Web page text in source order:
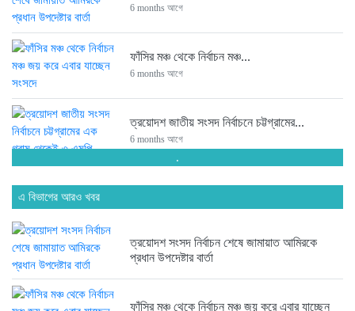
6 months আগে
ফাঁসির মঞ্চ থেকে নির্বাচন মঞ্চ...
6 months আগে
ত্রয়োদশ জাতীয় সংসদ নির্বাচনে চট্টগ্রামের...
6 months আগে
ত্রয়োদশ জাতীয় সংসদ নির্বাচনে জয়ে...
6 months আগে
.
এ বিভাগের আরও খবর
ত্রয়োদশ সংসদ নির্বাচন শেষে জামায়াত আমিরকে
প্রধান উপদেষ্টার বার্তা
ফাঁসির মঞ্চ থেকে নির্বাচন মঞ্চ জয় করে এবার যাচ্ছেন